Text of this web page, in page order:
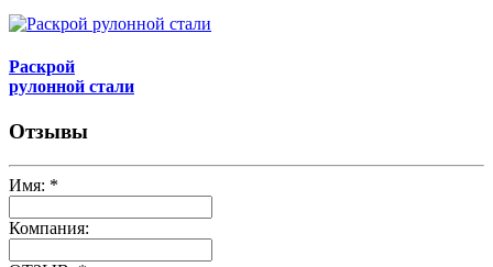
Раскрой
рулонной стали
Отзывы
Имя: *
Компания: